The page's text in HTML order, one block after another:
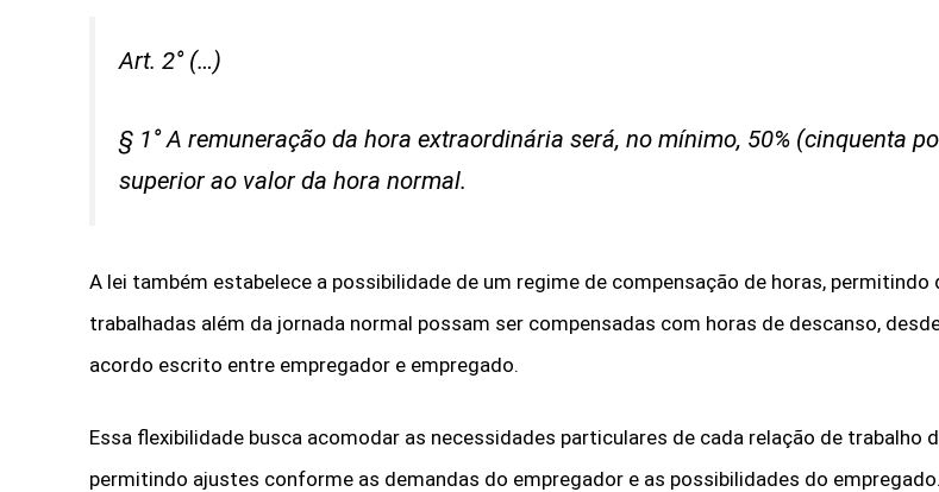
Art. 2° (…)
§ 1° A remuneração da hora extraordinária será, no mínimo, 50% (cinquenta
superior ao valor da hora normal.
A lei também estabelece a possibilidade de um regime de compensação de horas, permitindo
trabalhadas além da jornada normal possam ser compensadas com horas de descanso,
acordo escrito entre empregador e empregado.
Essa flexibilidade busca acomodar as necessidades particulares de cada relação de trabalho
permitindo ajustes conforme as demandas do empregador e as possibilidades do empregado.